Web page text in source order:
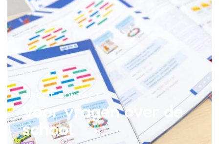
DIRECT CONTACT
Voor vragen over de
school